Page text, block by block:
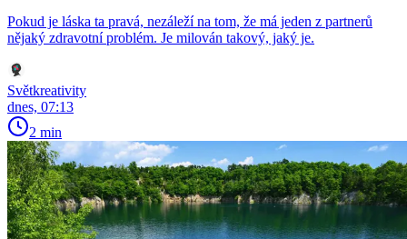
Pokud je láska ta pravá, nezáleží na tom, že má jeden z partnerů
nějaký zdravotní problém. Je milován takový, jaký je.
Světkreativity
dnes, 07:13
2 min